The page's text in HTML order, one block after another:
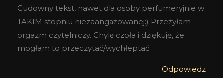
Cudowny tekst, nawet dla osoby perfumeryjnie w
TAKIM stopniu niezaangażowanej:) Przeżyłam
orgazm czytelniczy. Chylę czoła i dziękuję, że
mogłam to przeczytać/wychłeptać.
Odpowiedz